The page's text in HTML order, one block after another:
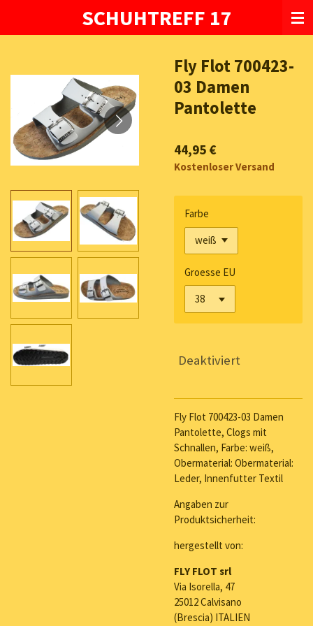
SCHUHTREFF 17
Fly Flot 700423-
03 Damen
Pantolette
44,95 €
Kostenloser Versand
Farbe
Groesse EU
Deaktiviert
Fly Flot 700423-03 Damen
Pantolette, Clogs mit
Schnallen, Farbe: weiß,
Obermaterial: Obermaterial:
Leder, Innenfutter Textil
Angaben zur
Produktsicherheit:
hergestellt von:
FLY FLOT srl
Via Isorella, 47
25012 Calvisano
(Brescia) ITALIEN